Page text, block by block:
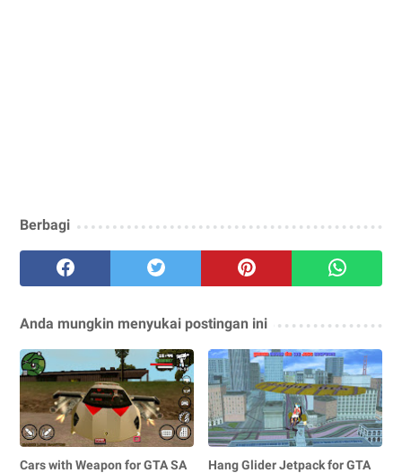
Berbagi
Anda mungkin menyukai postingan ini
Cars with Weapon for GTA SA
Hang Glider Jetpack for GTA